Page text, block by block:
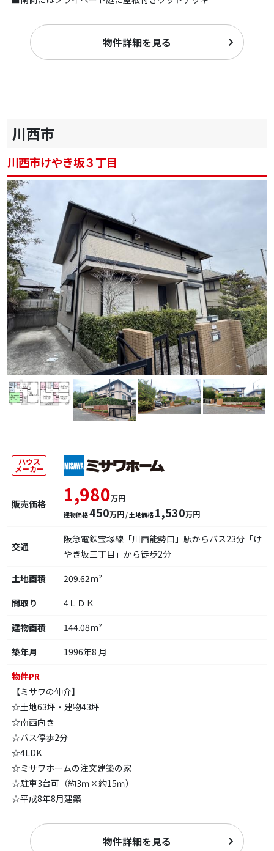
物件詳細を見る
川西市
川西市けやき坂３丁目
ハウス
メーカー
販売価格 1,980万円
建物価格450万円/ 土地価格 1,530万円
交通
阪急電鉄宝塚線「川西能勢口」駅からバス23分「け
やき坂三丁目」から徒歩2分
土地面積
209.62m²
間取り
4ＬＤＫ
建物面積
144.08m²
築年月
1996年8 月
物件PR
【ミサワの仲介】
☆土地63坪・建物43坪
☆南西向き
☆バス停歩2分
☆4LDK
☆ミサワホームの注文建築の家
☆駐車3台可（約3ｍ×約15ｍ）
☆平成8年8月建築
物件詳細を見る